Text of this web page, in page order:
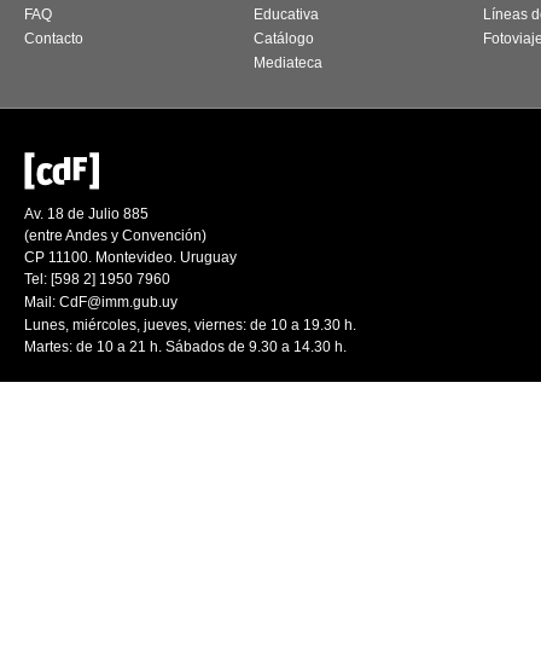
FAQ
Contacto
Educativa
Catálogo
Mediateca
Líneas
Av. 18 de Julio 885
(entre Andes y Convención)
CP 11100. Montevideo. Uruguay
Tel: [598 2] 1950 7960
Mail: CdF@imm.gub.uy
Lunes, miércoles, jueves, viernes: de 10 a 19.30 h.
Martes: de 10 a 21 h. Sábados de 9.30 a 14.30 h.